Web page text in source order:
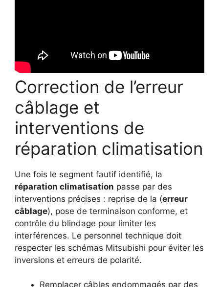
Correction de l’erreur
câblage et
interventions de
réparation climatisation
Une fois le segment fautif identifié, la
réparation climatisation passe par des
interventions précises : reprise de la (erreur
câblage), pose de terminaison conforme, et
contrôle du blindage pour limiter les
interférences. Le personnel technique doit
respecter les schémas Mitsubishi pour éviter les
inversions et erreurs de polarité.
Remplacer câbles endommagés par des